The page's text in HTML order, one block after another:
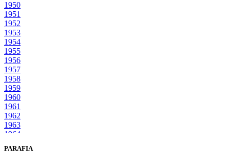
1950
1951
1952
1953
1954
1955
1956
1957
1958
1959
1960
1961
1962
1963
1964
1966
PARAFIA